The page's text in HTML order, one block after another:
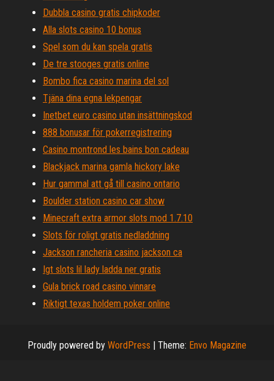
Dubbla casino gratis chipkoder
Alla slots casino 10 bonus
Spel som du kan spela gratis
De tre stooges gratis online
Bombo fica casino marina del sol
Tjäna dina egna lekpengar
Inetbet euro casino utan insättningskod
888 bonusar för pokerregistrering
Casino montrond les bains bon cadeau
Blackjack marina gamla hickory lake
Hur gammal att gå till casino ontario
Boulder station casino car show
Minecraft extra armor slots mod 1.7.10
Slots för roligt gratis nedladdning
Jackson rancheria casino jackson ca
Igt slots lil lady ladda ner gratis
Gula brick road casino vinnare
Riktigt texas holdem poker online
Proudly powered by WordPress | Theme: Envo Magazine